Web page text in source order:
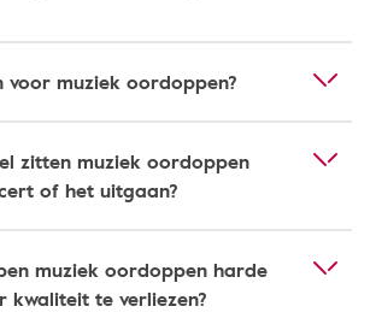
voor muziek oordoppen?
zitten muziek oordoppen
of het uitgaan?
muziek oordoppen harde
kwaliteit te verliezen?